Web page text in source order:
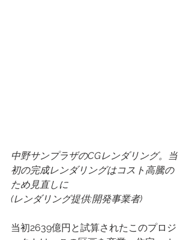
中野サンプラザのCGレンダリング。当
初の完成レンダリングはコスト高騰の
ため見直しに
(レンダリング提供:開発事業者)
当初2639億円と試算されたこのプロジ